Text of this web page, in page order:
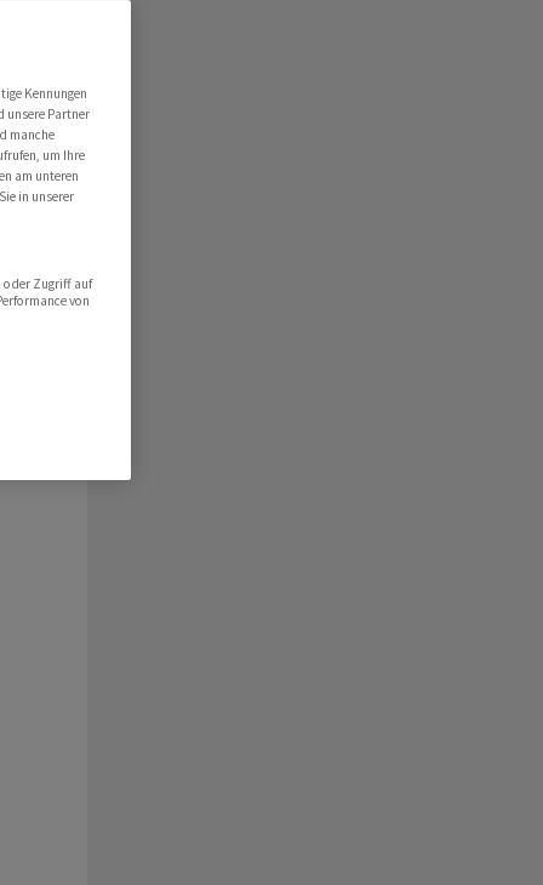
Kennungen
unsere Partner
manche
um Ihre
am unteren
in unserer
oder Zugriff auf
von